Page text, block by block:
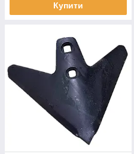
Купити